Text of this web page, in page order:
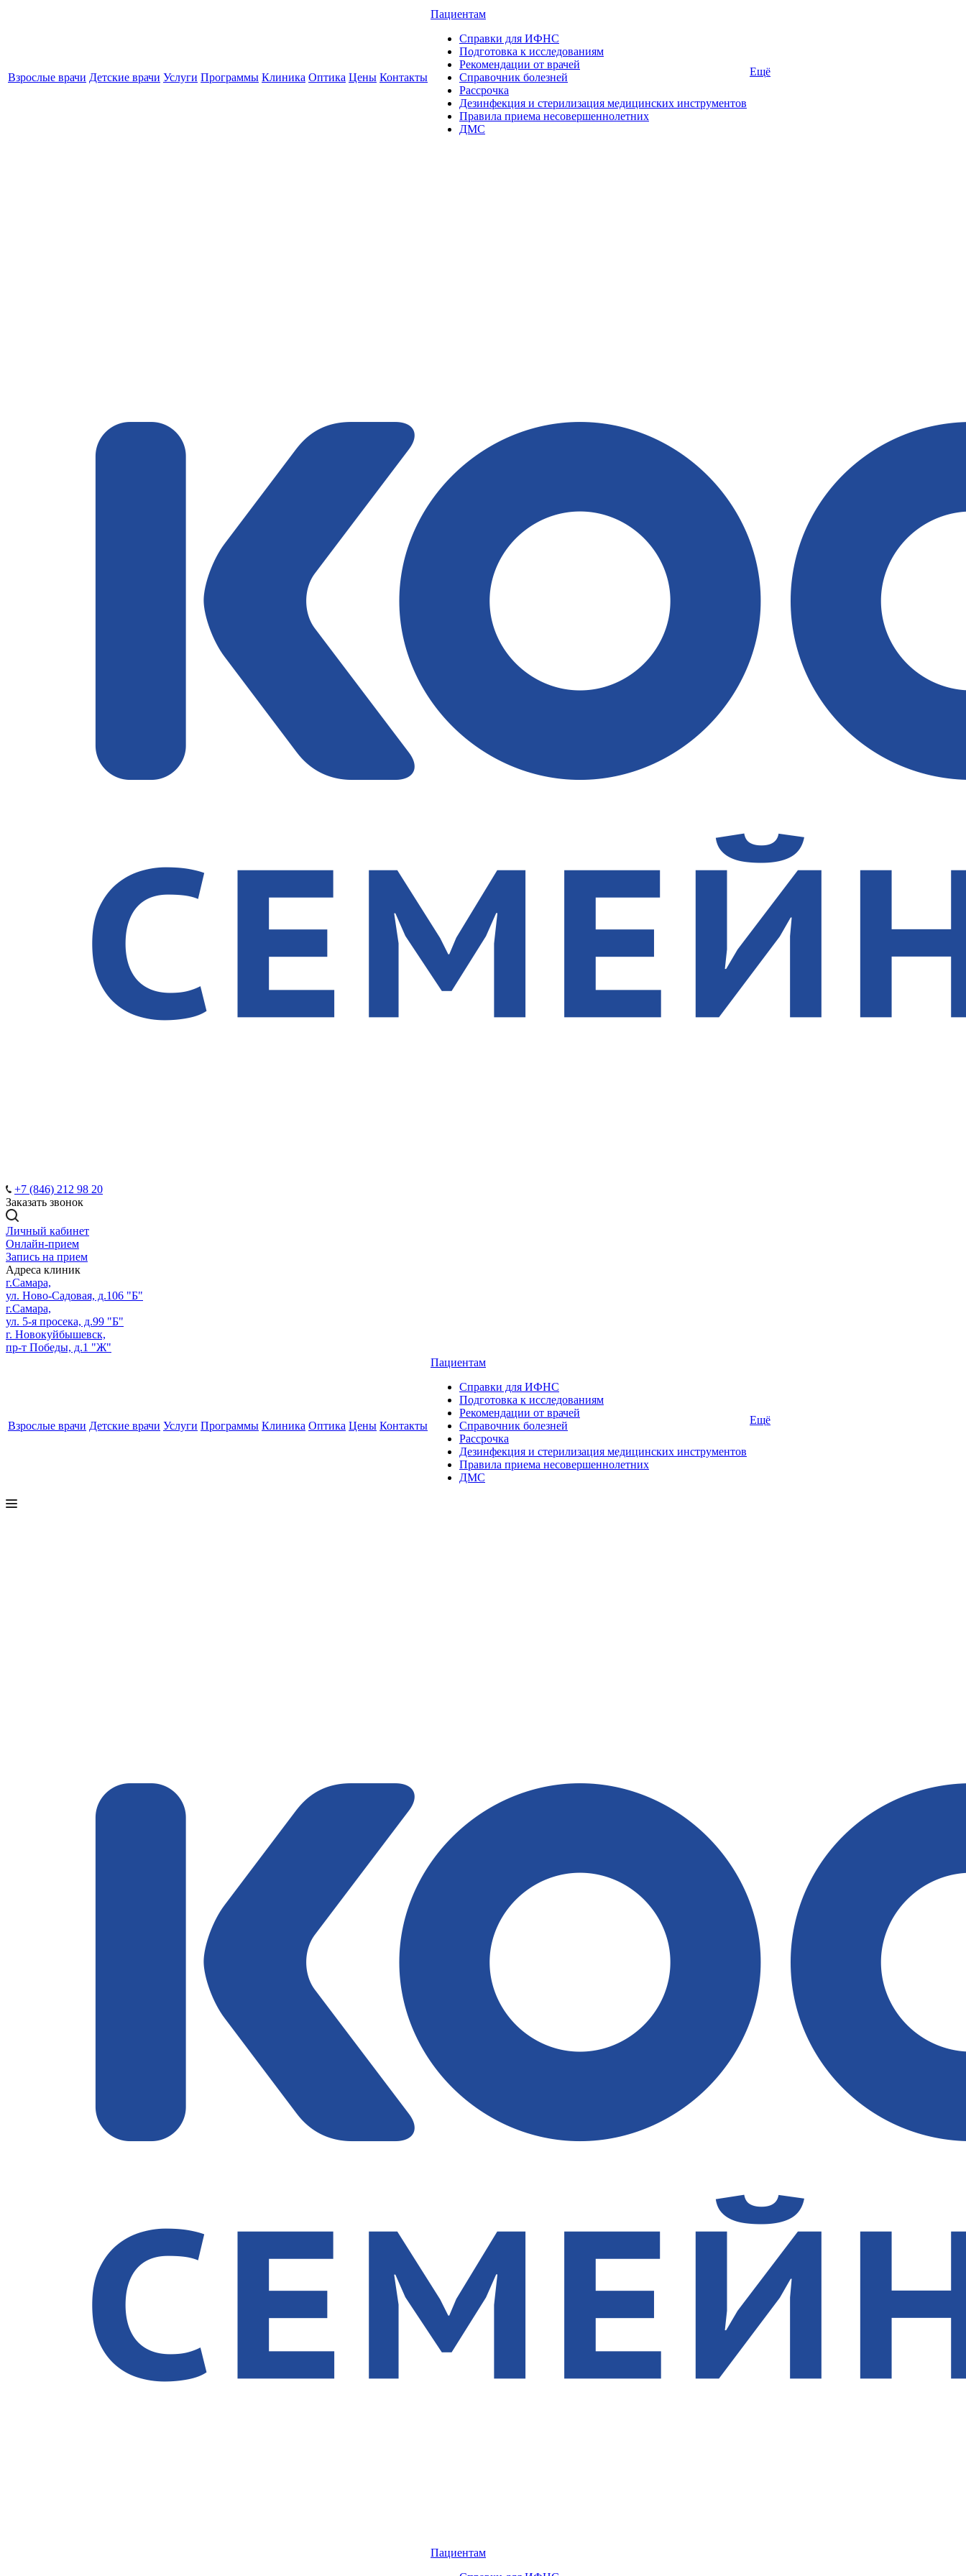
Взрослые врачи Детские врачи Услуги Программы Клиника Оптика Цены Контакты
Пациентам
Справки для ИФНС
Подготовка к исследованиям
Рекомендации от врачей
Справочник болезней
Рассрочка
Дезинфекция и стерилизация медицинских инструментов
Правила приема несовершеннолетних
ДМС
Ещё
+7 (846) 212 98 20
Заказать звонок
Личный кабинет
Онлайн-прием
Запись на прием
Адреса клиник
г.Самара,
ул. Ново-Садовая, д.106 "Б"
г.Самара,
ул. 5-я просека, д.99 "Б"
г. Новокуйбышевск,
пр-т Победы, д.1 "Ж"
Взрослые врачи Детские врачи Услуги Программы Клиника Оптика Цены Контакты
Пациентам
Справки для ИФНС
Подготовка к исследованиям
Рекомендации от врачей
Справочник болезней
Рассрочка
Дезинфекция и стерилизация медицинских инструментов
Правила приема несовершеннолетних
ДМС
Ещё
Пациентам